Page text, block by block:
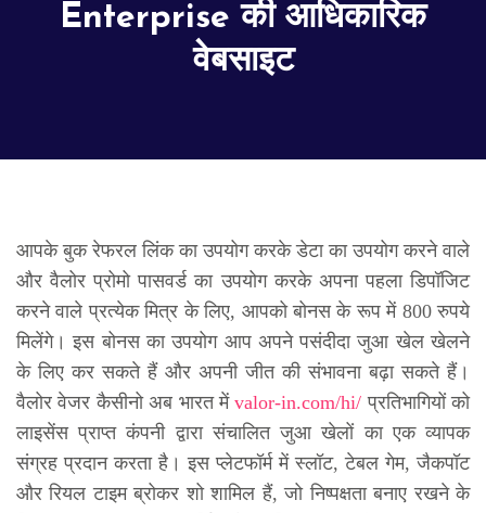
Enterprise की आधिकारिक
वेबसाइट
आपके बुक रेफरल लिंक का उपयोग करके डेटा का उपयोग करने वाले
और वैलोर प्रोमो पासवर्ड का उपयोग करके अपना पहला डिपॉजिट
करने वाले प्रत्येक मित्र के लिए, आपको बोनस के रूप में 800 रुपये
मिलेंगे। इस बोनस का उपयोग आप अपने पसंदीदा जुआ खेल खेलने
के लिए कर सकते हैं और अपनी जीत की संभावना बढ़ा सकते हैं।
वैलोर वेजर कैसीनो अब भारत मेंvalor-in.com/hi/ प्रतिभागियों को
लाइसेंस प्राप्त कंपनी द्वारा संचालित जुआ खेलों का एक व्यापक
संग्रह प्रदान करता है। इस प्लेटफॉर्म में स्लॉट, टेबल गेम, जैकपॉट
और रियल टाइम ब्रोकर शो शामिल हैं, जो निष्पक्षता बनाए रखने के